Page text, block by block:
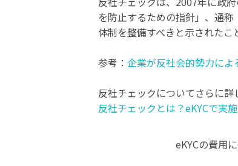
を防止するための指針」、通
体制を整備すべきと示されたこ
参考： 企業が反社会的勢力に
反社チェックについてさらに詳
反社チェックとは？eKYCで実
eKYCの費用